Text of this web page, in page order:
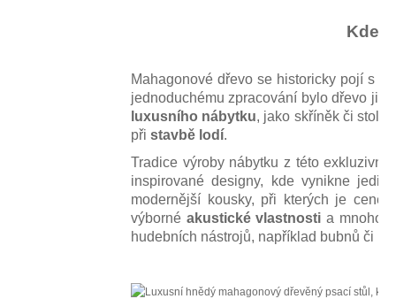
Kde
Mahagonové dřevo se historicky pojí s
jednoduchému zpracování bylo dřevo již
luxusního nábytku, jako skříněk či
při stavbě lodí.
Tradice výroby nábytku z této
inspirované designy, kde vynikne
modernější kousky, při kterých je
výborné akustické vlastnosti a mnoho
hudebních nástrojů, například bubnů či